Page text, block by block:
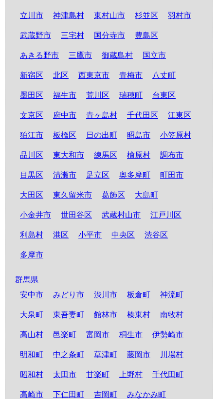
立川市 神津島村 東村山市 杉並区 羽村市
武蔵野市 三宅村 国分寺市 豊島区
あきる野市 三鷹市 御蔵島村 国立市
新宿区 北区 西東京市 青梅市 八丈町
墨田区 福生市 荒川区 瑞穂町 台東区
文京区 府中市 青ヶ島村 千代田区 江東区
狛江市 板橋区 日の出町 昭島市 小笠原村
品川区 東大和市 練馬区 檜原村 調布市
目黒区 清瀬市 足立区 奥多摩町 町田市
大田区 東久留米市 葛飾区 大島町
小金井市 世田谷区 武蔵村山市 江戸川区
利島村 港区 小平市 中央区 渋谷区
多摩市
群馬県
安中市
みどり市 渋川市 板倉町 神流町
大泉町 東吾妻町 館林市 榛東村 南牧村
高山村 邑楽町 富岡市 桐生市 伊勢崎市
明和町 中之条町 草津町 藤岡市 川場村
昭和村 太田市 甘楽町 上野村 千代田町
高崎市 下仁田町 吉岡町 みなかみ町